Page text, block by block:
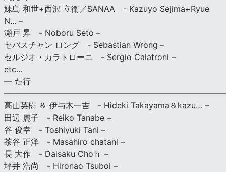
妹島 和世+西沢 立衛／SANAA - Kazuyo Sejima+Ryue
N… –
瀬戸 昇 - Noboru Seto –
セバスチャン ロング - Sebastian Wrong –
セルジオ・カラトローニ - Sergio Calatroni –
etc…
— た行
高山英樹 ＆ 伊与木一吉 - Hideki Takayama＆kazu… –
田辺 麗子 - Reiko Tanabe –
谷 俊幸 - Toshiyuki Tani –
茶谷 正洋 - Masahiro chatani –
長 大作 - Daisaku Choｈ –
坪井 浩尚 - Hironao Tsuboi –